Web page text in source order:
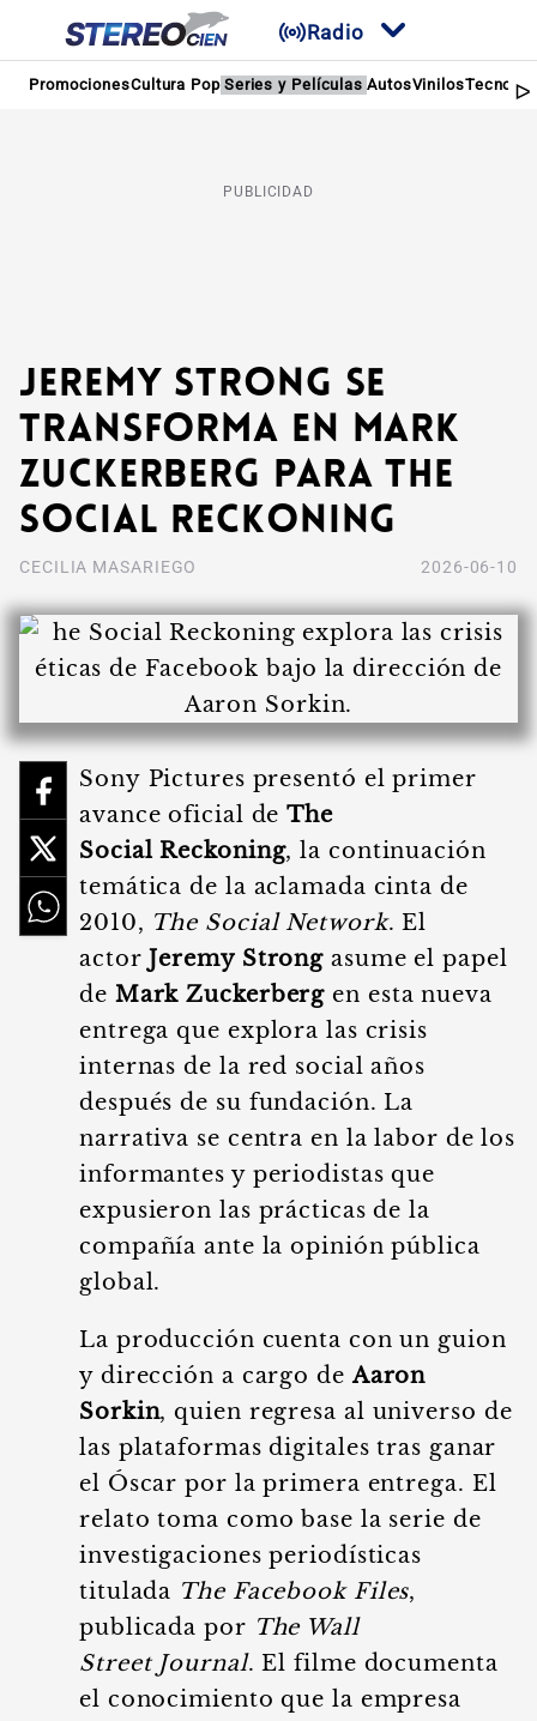
Radio
PromocionesCultura Pop Series y Películas AutosVinilos
PUBLICIDAD
Jeremy Strong se
transforma en Mark
Zuckerberg para The
Social Reckoning
CECILIA MASARIEGO 2026-06-10
Sony Pictures presentó el primer
avance oficial deThe
Social Reckoning, la continuación
temática de la aclamada cinta de
2010, The Social Network. El
actorJeremy Strong asume el papel
de Mark Zuckerberg en esta nueva
entrega que explora las crisis
internas de la red social años
después de su fundación. La
narrativa se centra en la labor de los
informantes y periodistas que
expusieron las prácticas de la
compañía ante la opinión pública
global.
La producción cuenta con un guion
y dirección a cargo deAaron
Sorkin, quien regresa al universo de
las plataformas digitales tras ganar
el Óscar por la primera entrega. El
relato toma como base la serie de
investigaciones periodísticas
titulada The Facebook Files,
publicada por The Wall
Street Journal. El filme documenta
el conocimiento que la empresa